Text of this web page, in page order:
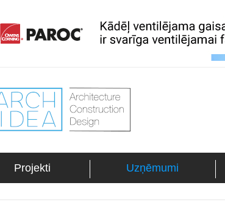
Projekti Uzņēmumi